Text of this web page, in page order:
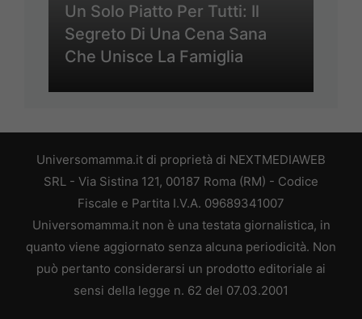
Un Solo Piatto Per Tutti: Il
Segreto Di Una Cena Sana
Che Unisce La Famiglia
Universomamma.it di proprietà di NEXTMEDIAWEB
SRL - Via Sistina 121, 00187 Roma (RM) - Codice
Fiscale e Partita I.V.A. 09689341007
Universomamma.it non è una testata giornalistica, in
quanto viene aggiornato senza alcuna periodicità. Non
può pertanto considerarsi un prodotto editoriale ai
sensi della legge n. 62 del 07.03.2001